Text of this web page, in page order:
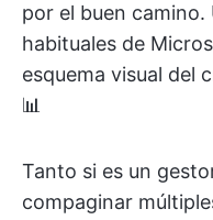
por el buen
habituales de
esquema visual del
📊
Tanto si es un
compaginar